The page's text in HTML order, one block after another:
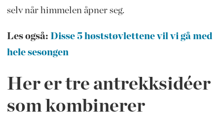
selv når himmelen åpner seg.
Les også: Disse 5 høststøvlettene vil vi gå med
hele sesongen
Her er tre antrekksidéer
som kombinerer